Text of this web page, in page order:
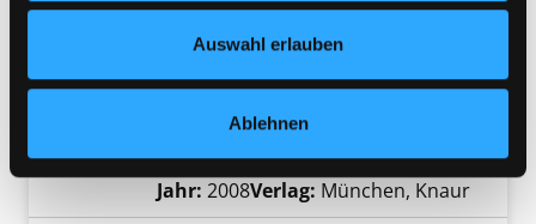
Auswahl erlauben
Ablehnen
Exemplar-Details von Simplify your life
Mediengruppe:Sachbuch
Simplify your life
Verfasser:Küstenmacher, Werner
Tiki;Seiwert, Lothar J.Suche nach diesem
Jahr: 2008Verlag: München, Knaur